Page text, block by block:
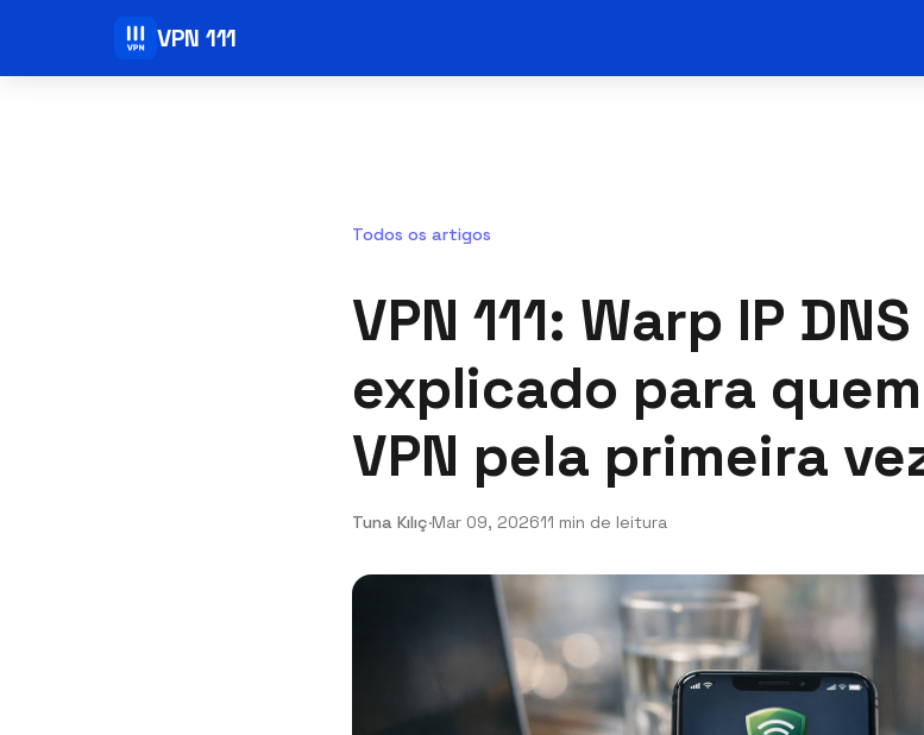
VPN 111
Todos os artigos
VPN 111: Warp IP
explicado para
VPN pela primeira
Tuna Kılıç·Mar 09, 202611 min de leitura